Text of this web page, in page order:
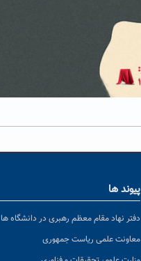
پیوند ها
دفتر نهاد مقام معظم رهبری در دانشگاه ها
معاونت علمی ریاست جمهوری